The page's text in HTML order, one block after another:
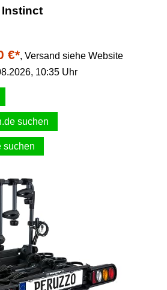
Instinct
€*, Versand siehe Website
10:35 Uhr
suchen
suchen